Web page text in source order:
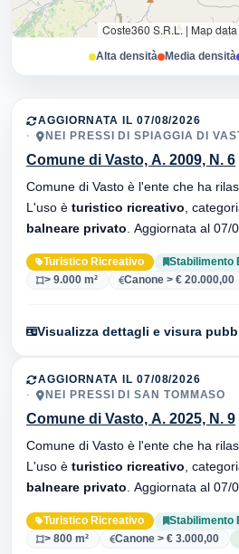
Coste360 S.R.L. | Map
Alta densità Media densità
AGGIORNATA IL 07/08/2026
NEI PRESSI DI SPIAGGIA DI
Comune di Vasto, A. 2009, N. 6
Comune di Vasto è l'ente che ha
L'uso è turistico ricreativo ,
balneare privato
Turistico Ricreativo
Stabilimento
> 9.000 m²
Canone > € 20.000,00
Visualizza dettagli e visura
AGGIORNATA IL 07/08/2026
NEI PRESSI DI SAN TOMMASO
Comune di Vasto, A. 2025, N. 9
Comune di Vasto è l'ente che ha
L'uso è turistico ricreativo ,
balneare privato
Turistico Ricreativo
Stabilimento
> 800 m²
Canone > € 3.000,00